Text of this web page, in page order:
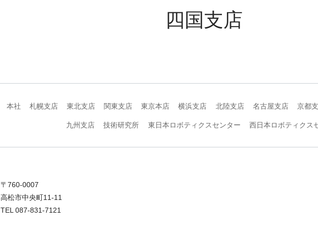
四国支店
本社 札幌支店 東北支店 関東支店 東京本店 横浜支店 北陸支店 名古屋支店
京都
九州支店
技術研究所 東日本ロボティクスセンター 西日本ロボティクス
〒760-0007
高松市中央町11-11
TEL 087-831-7121